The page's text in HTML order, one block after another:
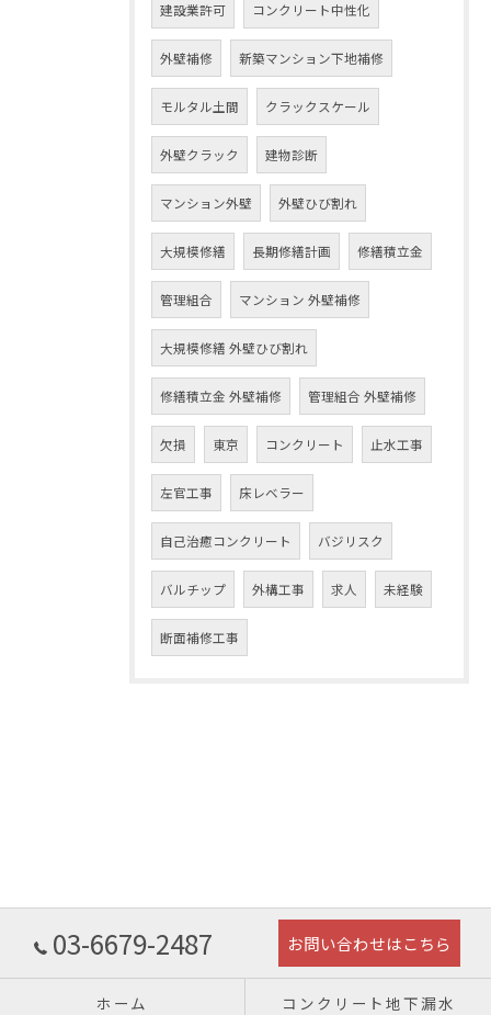
建設業許可 コンクリート中性化
外壁補修 新築マンション下地補修
モルタル土間 クラックスケール
外壁クラック 建物診断
マンション外壁 外壁ひび割れ
大規模修繕 長期修繕計画 修繕積立金
管理組合 マンション 外壁補修
大規模修繕 外壁ひび割れ
修繕積立金 外壁補修 管理組合 外壁補修
欠損 東京 コンクリート 止水工事
左官工事 床レベラー
自己治癒コンクリート バジリスク
バルチップ 外構工事 求人 未経験
断面補修工事
03-6679-2487 お問い合わせはこちら
ホーム コンクリート地下漏水